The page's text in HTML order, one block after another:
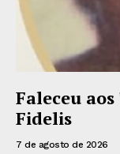
Faleceu
Fidelis
7 de agosto de 2026